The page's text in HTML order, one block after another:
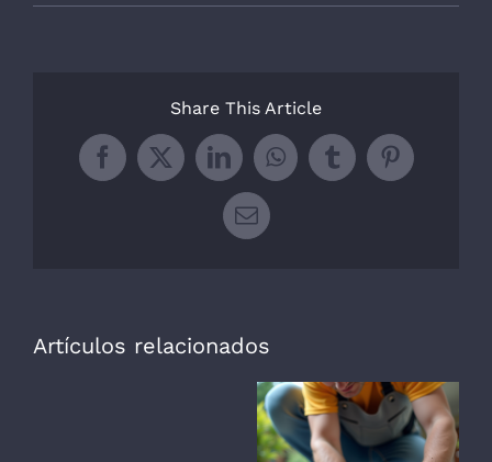
Share This Article
Facebook
X LinkedInWhatsApp
TumblrPinterest
Correo
Artículos relacionados